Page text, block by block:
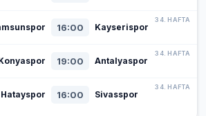
16:00 Kayserispor
34. HAFTA
19:00 Antalyaspor
34. HAFTA
Hatayspor 16:00 Sivasspor
34. HAFTA